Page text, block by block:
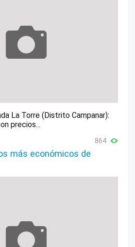
La Torre (Distrito Campanar):
precios...
864
más económicos de